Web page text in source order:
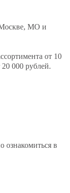
МО и
от 10
000 рублей.
ознакомиться в